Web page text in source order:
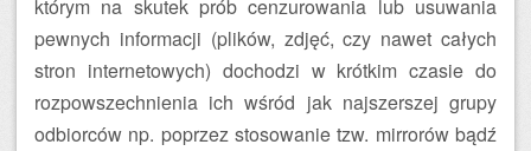
którym na skutek prób cenzurowania lub usuwania
pewnych informacji (plików, zdjęć, czy nawet całych
stron internetowych) dochodzi w krótkim czasie do
rozpowszechnienia ich wśród jak najszerszej grupy
odbiorców np. poprzez stosowanie tzw. mirrorów bądź